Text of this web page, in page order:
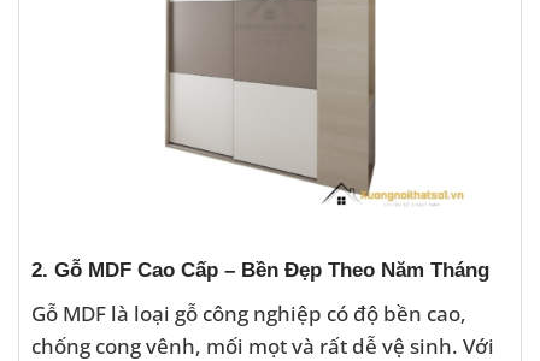
2. Gỗ MDF Cao Cấp – Bền Đẹp Theo Năm Tháng
Gỗ MDF là loại gỗ công nghiệp có độ bền cao,
chống cong vênh, mối mọt và rất dễ vệ sinh. Với